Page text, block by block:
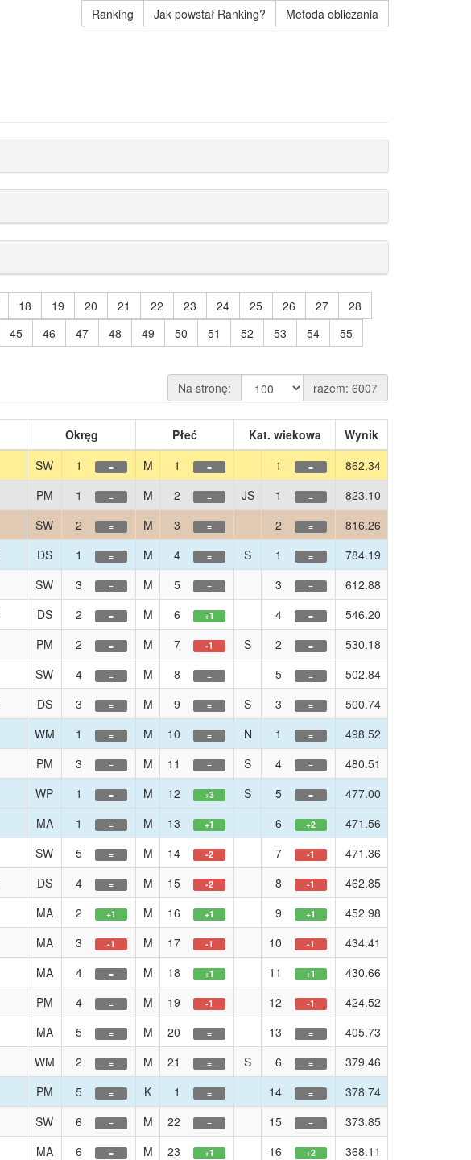
Ranking Jak powstał Ranking? Metoda obliczania
18 19 20 21 22 23 24 25 26 27
28
45 46 47 48 49 50 51 52 53 54
55
Na stronę:
razem: 6007
Okręg Płeć Kat. wiekowa
Wynik
SW 1 = M 1 = 1 =
862.34
PM 1 = M 2 = JS 1 =
823.10
SW 2 = M 3 = 2 =
816.26
DS 1 = M 4 = S 1 =
784.19
SW 3 = M 5 = 3 =
612.88
DS 2 = M 6 +1 4 =
546.20
PM 2 = M 7 -1 S 2 =
530.18
SW 4 = M 8 = 5 =
502.84
DS 3 = M 9 = S 3 =
500.74
WM 1 = M 10 = N 1 =
498.52
PM 3 = M 11 = S 4 =
480.51
WP 1 = M 12 +3 S 5 =
477.00
MA 1 = M 13 +1 6 +2
471.56
SW 5 = M 14 -2 7 -1
471.36
DS 4 = M 15 -2 8 -1
462.85
MA 2 +1 M 16 +1 9 +1
452.98
MA 3 -1 M 17 -1 10 -1
434.41
MA 4 = M 18 +1 11 +1
430.66
PM 4 = M 19 -1 12 -1
424.52
MA 5 = M 20 = 13 =
405.73
WM 2 = M 21 = S 6 =
379.46
PM 5 = K 1 = 14 =
378.74
SW 6 = M 22 = 15 =
373.85
MA 6 = M 23 +1 16 +2
368.11